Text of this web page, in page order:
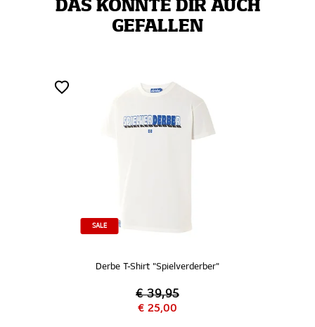
DAS KÖNNTE DIR AUCH
GEFALLEN
SALE
Derbe T-Shirt "Spielverderber"
€ 39,95
€ 25,00